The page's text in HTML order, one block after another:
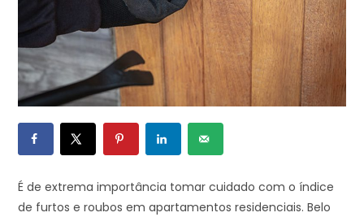
É de extrema importância tomar cuidado com o índice
de furtos e roubos em apartamentos residenciais. Belo